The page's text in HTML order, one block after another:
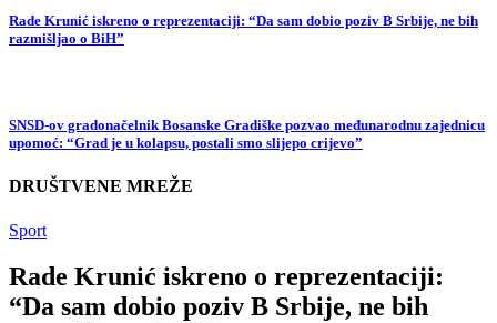
Rade Krunić iskreno o reprezentaciji: “Da sam dobio poziv B Srbije, ne bih
razmišljao o BiH”
SNSD-ov gradonačelnik Bosanske Gradiške pozvao međunarodnu zajednicu
upomoć: “Grad je u kolapsu, postali smo slijepo crijevo”
DRUŠTVENE MREŽE
Sport
Rade Krunić iskreno o reprezentaciji:
“Da sam dobio poziv B Srbije, ne bih